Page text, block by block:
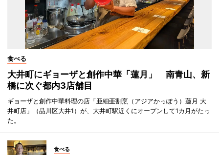
食べる
大井町にギョーザと創作中華「蓮月」 南青山、新
橋に次ぐ都内3店舗目
ギョーザと創作中華料理の店「亜細亜割烹（アジアかっぽう）蓮月 大
井町店」（品川区大井1）が、大井町駅近くにオープンして1カ月がたっ
た。
食べる